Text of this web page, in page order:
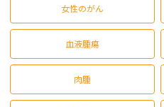
女性のがん
血液腫瘍
肉腫